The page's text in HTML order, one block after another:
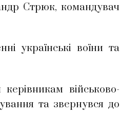
Стрюк, командувач
українські воїни та
військово-
та звернувся до